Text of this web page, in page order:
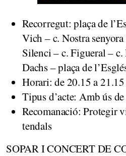
Recorregut: plaça de
Vich – c. Nostra
Silenci – c. Figueral – c.
Dachs – plaça de
Horari: de 20.15 a
Tipus d’acte: Amb ús
Recomanació: Protegir
tendals
SOPAR I CONCERT DE